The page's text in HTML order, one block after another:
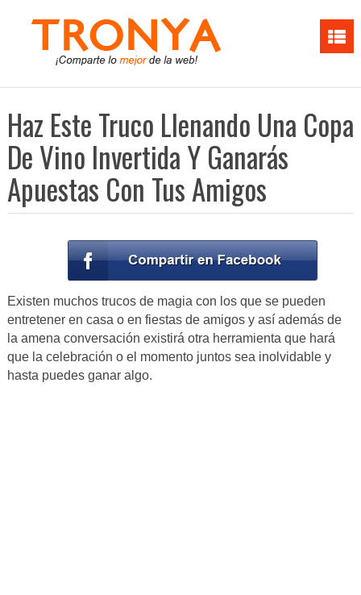
Haz Este Truco Llenando Una Copa
De Vino Invertida Y Ganarás
Apuestas Con Tus Amigos
Existen muchos trucos de magia con los que se pueden
entretener en casa o en fiestas de amigos y así además de
la amena conversación existirá otra herramienta que hará
que la celebración o el momento juntos sea inolvidable y
hasta puedes ganar algo.